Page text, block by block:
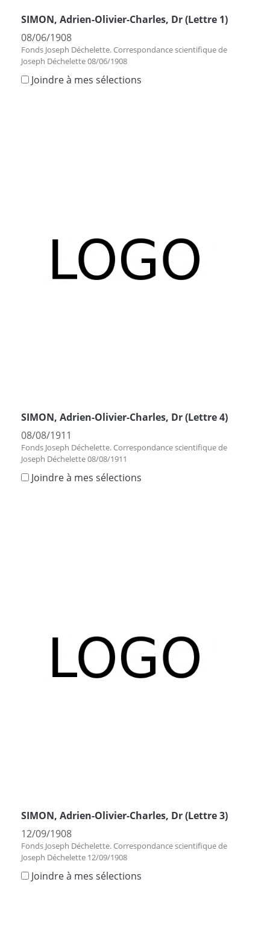
SIMON, Adrien-Olivier-Charles, Dr (Lettre 1)
08/06/1908
Fonds Joseph Déchelette. Correspondance scientifique de
Joseph Déchelette 08/06/1908
Joindre à mes sélections
SIMON, Adrien-Olivier-Charles, Dr (Lettre 4)
08/08/1911
Fonds Joseph Déchelette. Correspondance scientifique de
Joseph Déchelette 08/08/1911
Joindre à mes sélections
SIMON, Adrien-Olivier-Charles, Dr (Lettre 3)
12/09/1908
Fonds Joseph Déchelette. Correspondance scientifique de
Joseph Déchelette 12/09/1908
Joindre à mes sélections